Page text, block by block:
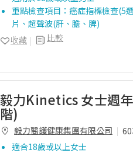
重點檢查項目：癌症指標檢查(5
片、超聲波(肝、膽、脾)
比較
收藏
毅力Kinetics 女士週
階)
毅力醫護健康集團有限公司
適合18歲或以上女士